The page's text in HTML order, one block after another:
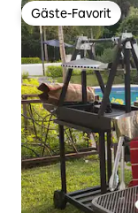
Gäste-Favorit
Gäste-Favorit